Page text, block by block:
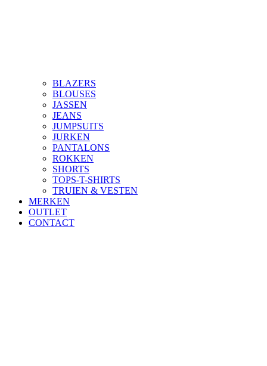
BLAZERS
BLOUSES
JASSEN
JEANS
JUMPSUITS
JURKEN
PANTALONS
ROKKEN
SHORTS
TOPS-T-SHIRTS
TRUIEN & VESTEN
MERKEN
OUTLET
CONTACT